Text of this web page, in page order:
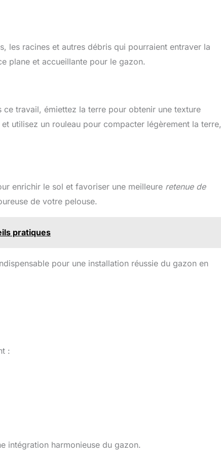
les racines et autres débris qui pourraient entraver la
plane et accueillante pour le gazon.
ce travail, émiettez la terre pour obtenir une texture
utilisez un rouleau pour compacter légèrement la terre,
enrichir le sol et favoriser une meilleure retenue de
de votre pelouse.
pratiques
pour une installation réussie du gazon en
:
intégration harmonieuse du gazon.